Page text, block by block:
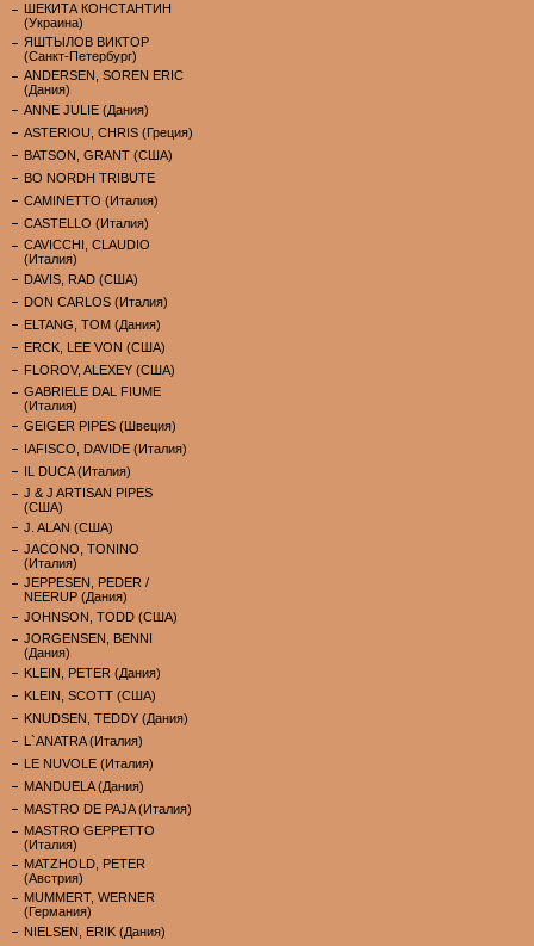
ШЕКИТА КОНСТАНТИН
(Украина)
ЯШТЫЛОВ ВИКТОР
(Санкт-Петербург)
ANDERSEN, SOREN ERIC
(Дания)
ANNE JULIE (Дания)
ASTERIOU, CHRIS (Греция)
BATSON, GRANT (США)
BO NORDH TRIBUTE
CAMINETTO (Италия)
CASTELLO (Италия)
CAVICCHI, CLAUDIO
(Италия)
DAVIS, RAD (США)
DON CARLOS (Италия)
ELTANG, TOM (Дания)
ERCK, LEE VON (США)
FLOROV, ALEXEY (США)
GABRIELE DAL FIUME
(Италия)
GEIGER PIPES (Швеция)
IAFISCO, DAVIDE (Италия)
IL DUCA (Италия)
J & J ARTISAN PIPES
(США)
J. ALAN (США)
JACONO, TONINO
(Италия)
JEPPESEN, PEDER /
NEERUP (Дания)
JOHNSON, TODD (США)
JORGENSEN, BENNI
(Дания)
KLEIN, PETER (Дания)
KLEIN, SCOTT (США)
KNUDSEN, TEDDY (Дания)
L`ANATRA (Италия)
LE NUVOLE (Италия)
MANDUELA (Дания)
MASTRO DE PAJA (Италия)
MASTRO GEPPETTO
(Италия)
MATZHOLD, PETER
(Австрия)
MUMMERT, WERNER
(Германия)
NIELSEN, ERIK (Дания)